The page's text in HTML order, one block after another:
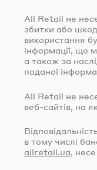
All Retail не несе
збитки або
використання
інформації, що
а також за
поданої
All Retail не несе
веб-сайтів , на
в тому числі
allretail.ua,